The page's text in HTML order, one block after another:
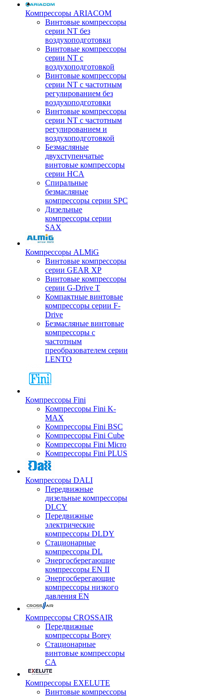
Компрессоры ARIACOM
Винтовые компрессоры
серии NT без
воздухоподготовки
Винтовые компрессоры
серии NT c
воздухоподготовкой
Винтовые компрессоры
серии NT с частотным
регулированием без
воздухоподготовки
Винтовые компрессоры
серии NT с частотным
регулированием и
воздухоподготовкой
Безмасляные
двухступенчатые
винтовые компрессоры
серии HCA
Спиральные
безмасляные
компрессоры серии SPC
Дизельные
компрессоры серии
SAX
Компрессоры ALMiG
Винтовые компрессоры
серии GEAR XP
Винтовые компрессоры
серии G-Drive T
Компактные винтовые
компрессоры серии F-
Drive
Безмасляные винтовые
компрессоры с
частотным
преобразователем серии
LENTO
Компрессоры Fini
Компрессоры Fini K-
MAX
Компрессоры Fini BSC
Компрессоры Fini Cube
Компрессоры Fini Micro
Компрессоры Fini PLUS
Компрессоры DALI
Передвижные
дизельные компрессоры
DLCY
Передвижные
электрические
компрессоры DLDY
Стационарные
компрессоры DL
Энергосберегающие
компрессоры EN II
Энергосберегающие
компрессоры низкого
давления EN
Компрессоры CROSSAIR
Передвижные
компрессоры Borey
Стационарные
винтовые компрессоры
CA
Компрессоры EXELUTE
Винтовые компрессоры